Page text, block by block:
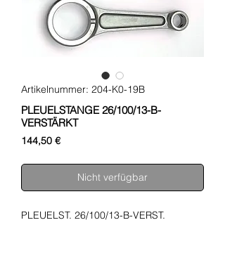
Artikelnummer: 204-K0-19B
PLEUELSTANGE 26/100/13-B-
VERSTÄRKT
144,50 €Preis
Nicht verfügbar
PLEUELST. 26/100/13-B-VERST.